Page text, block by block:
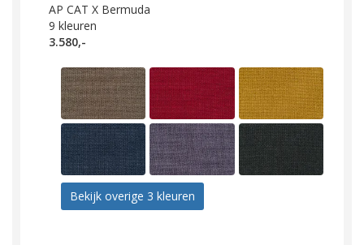
AP CAT X Bermuda
9 kleuren
3.580,-
Bekijk overige 3 kleuren